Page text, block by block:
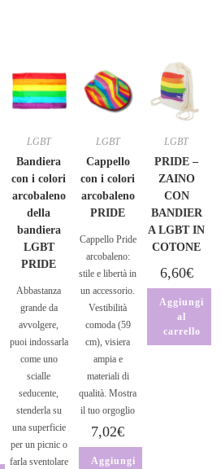
LGBT
Bandiera
con i colori
arcobaleno
della
bandiera
LGBT
PRIDE
Abbastanza
grande da
avvolgere,
puoi indossarla
come uno
scialle
seducente,
stenderla su
una superficie
per un picnic o
farla sventolare
LGBT
Cappello
con i colori
arcobaleno
PRIDE
Cappello Pride
arcobaleno:
stile e libertà in
un accessorio.
Vestibilità
comoda (59
cm), visiera
ampia e
materiali di
qualità. Mostra
il tuo orgoglio
7,02€
Aggiungi
LGBT
PRIDE –
ZAINO
CON
BANDIER
A LGBT IN
COTONE
6,60€
Aggiungi
al
carrello